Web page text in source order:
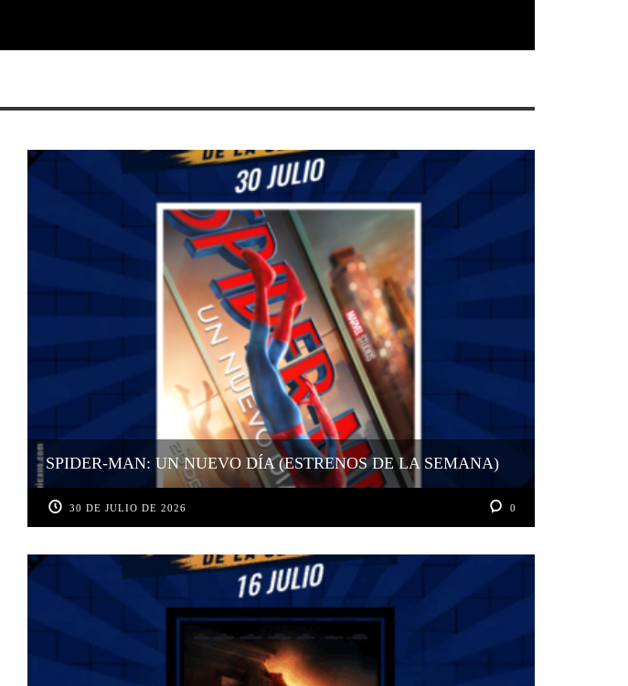
SPIDER-MAN: UN NUEVO DÍA (ESTRENOS DE LA SEMANA)
30 DE JULIO DE 2026 0